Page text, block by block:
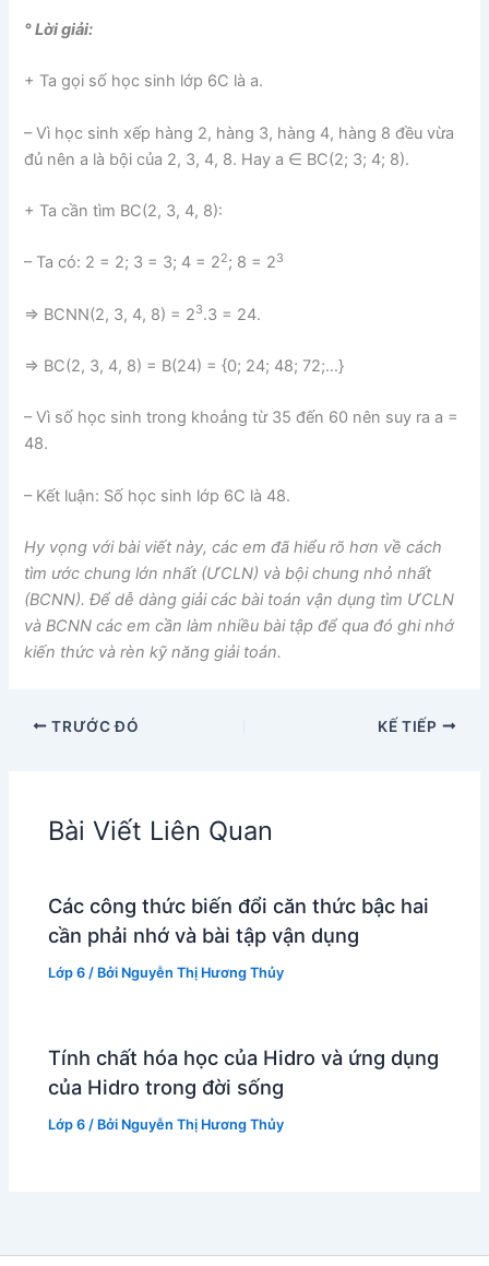
° Lời giải:
+ Ta gọi số học sinh lớp 6C là a.
– Vì học sinh xếp hàng 2, hàng 3, hàng 4, hàng 8 đều vừa
đủ nên a là bội của 2, 3, 4, 8. Hay a ∈ BC(2; 3; 4; 8).
+ Ta cần tìm BC(2, 3, 4, 8):
– Ta có: 2 = 2; 3 = 3; 4 = 22; 8 = 23
⇒ BCNN(2, 3, 4, 8) = 23.3 = 24.
⇒ BC(2, 3, 4, 8) = B(24) = {0; 24; 48; 72;…}
– Vì số học sinh trong khoảng từ 35 đến 60 nên suy ra a =
48.
– Kết luận: Số học sinh lớp 6C là 48.
Hy vọng với bài viết này, các em đã hiểu rõ hơn về cách
tìm ước chung lớn nhất (ƯCLN) và bội chung nhỏ nhất
(BCNN). Để dễ dàng giải các bài toán vận dụng tìm ƯCLN
và BCNN các em cần làm nhiều bài tập để qua đó ghi nhớ
kiến thức và rèn kỹ năng giải toán.
TRƯỚC ĐÓ KẾ TIẾP
Bài Viết Liên Quan
Các công thức biến đổi căn thức bậc hai
cần phải nhớ và bài tập vận dụng
Lớp 6 / Bởi Nguyễn Thị Hương Thủy
Tính chất hóa học của Hidro và ứng dụng
của Hidro trong đời sống
Lớp 6 / Bởi Nguyễn Thị Hương Thủy